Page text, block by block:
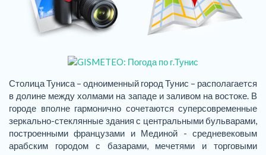
Столица Туниса – одноименный город Тунис – располагается
в долине между холмами на западе и заливом на востоке. В
городе вполне гармонично сочетаются суперсовременные
зеркально-стеклянные здания с центральными бульварами,
построенными французами и Мединой - средневековым
арабским городом с базарами, мечетями и торговыми